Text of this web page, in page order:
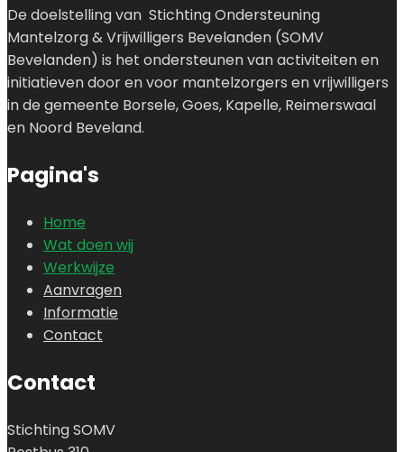
De doelstelling van Stichting Ondersteuning
Mantelzorg & Vrijwilligers Bevelanden (SOMV
Bevelanden) is het ondersteunen van activiteiten en
initiatieven door en voor mantelzorgers en vrijwilligers
in de gemeente Borsele, Goes, Kapelle, Reimerswaal
en Noord Beveland.
Pagina's
Home
Wat doen wij
Werkwijze
Aanvragen
Informatie
Contact
Contact
Stichting SOMV